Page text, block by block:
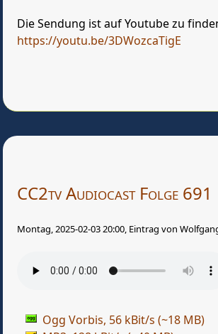
Die Sendung ist auf Youtube zu
https://youtu.be/3DWozcaTigE
CC2tv Audiocast Folge 691
Montag, 2025-02-03 20:00, Eintrag von
Ogg Vorbis, 56 kBit/s (~18 MB)